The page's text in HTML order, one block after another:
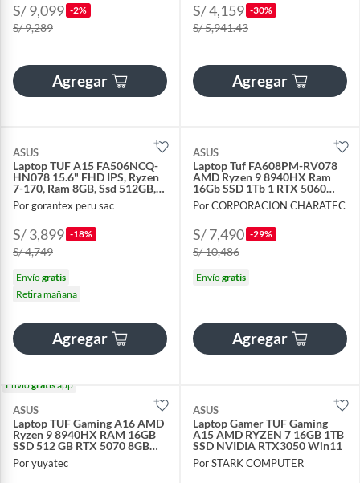
S/ 9,099 -2%
S/ 9,289
Agregar
S/ 4,159 -30%
S/ 5,941.43
Agregar
ASUS
Laptop TUF A15 FA506NCQ-
HN078 15.6" FHD IPS, Ryzen
7-170, Ram 8GB, Ssd 512GB,
Rtx 3050, Win 11
Por gorantex peru sac
S/ 3,899 -18%
S/ 4,749
Envíogratis
Retira mañana
Agregar
ASUS
Laptop Tuf FA608PM-RV078
AMD Ryzen 9 8940HX Ram
16Gb SSD 1Tb 1 RTX 5060
8Gb 16"WUXGA FreeDos
Por CORPORACION CHARATEC
S/ 7,490 -29%
S/ 10,486
Envíogratis
Agregar
Envíogratisapp
ASUS
Laptop TUF Gaming A16 AMD
Ryzen 9 8940HX RAM 16GB
SSD 512 GB RTX 5070 8GB
16" WUXGA Windows 11
Por yuyatec
ASUS
Laptop Gamer TUF Gaming
A15 AMD RYZEN 7 16GB 1TB
SSD NVIDIA RTX3050 Win11
Por STARK COMPUTER